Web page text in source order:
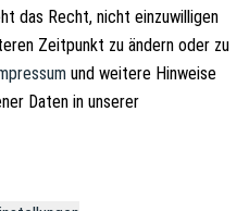
das Recht, nicht einzuwilligen
Zeitpunkt zu ändern oder zu
und weitere Hinweise
Daten in unserer